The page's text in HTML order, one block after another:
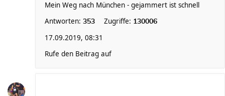
Mein Weg nach München - gejammert ist schnell
Antworten: 353 Zugriffe: 130006
17.09.2019, 08:31
Rufe den Beitrag auf